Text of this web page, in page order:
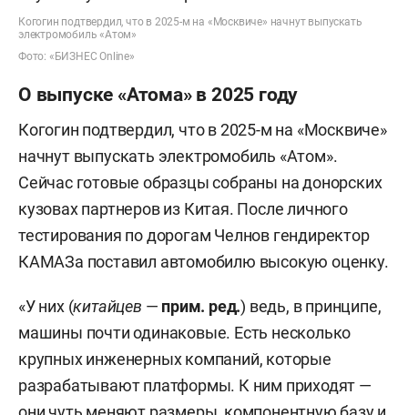
Когогин подтвердил, что в 2025-м на «Москвиче» начнут выпускать
электромобиль «Атом»
Фото: «БИЗНЕС Online»
О выпуске «Атома» в 2025 году
Когогин подтвердил, что в 2025-м на «Москвиче»
начнут выпускать электромобиль «Атом».
Сейчас готовые образцы собраны на донорских
кузовах партнеров из Китая. После личного
тестирования по дорогам Челнов гендиректор
КАМАЗа поставил автомобилю высокую оценку.
«У них (китайцев — прим. ред.) ведь, в принципе,
машины почти одинаковые. Есть несколько
крупных инженерных компаний, которые
разрабатывают платформы. К ним приходят —